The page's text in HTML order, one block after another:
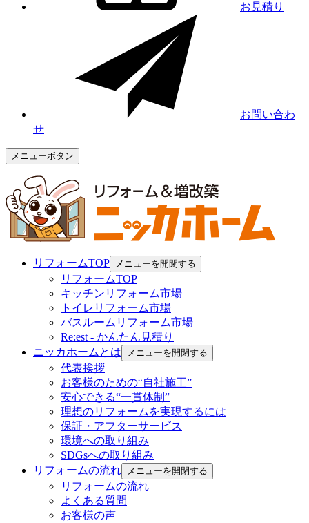
お見積り
お問い合わ
せ
メニューボタン
リフォームTOP メニューを開閉する
リフォームTOP
キッチンリフォーム市場
トイレリフォーム市場
バスルームリフォーム市場
Re:est - かんたん見積り
ニッカホームとは
メニューを開閉する
代表挨拶
お客様のための“自社施工”
安心できる“一貫体制”
理想のリフォームを実現するには
保証・アフターサービス
環境への取り組み
SDGsへの取り組み
リフォームの流れ
メニューを開閉する
リフォームの流れ
よくある質問
お客様の声